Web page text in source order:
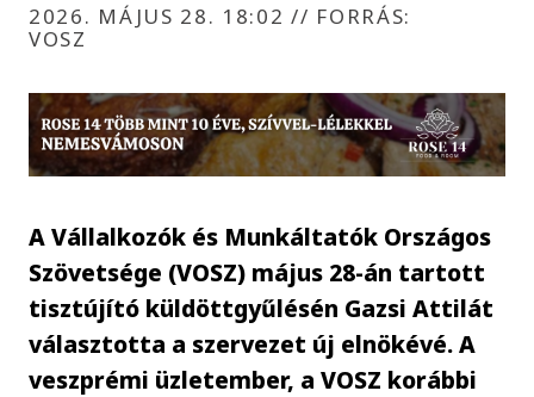
2026. MÁJUS 28. 18:02// FORRÁS:
VOSZ
A Vállalkozók és Munkáltatók Országos
Szövetsége (VOSZ) május 28-án tartott
tisztújító küldöttgyűlésén Gazsi Attilát
választotta a szervezet új elnökévé. A
veszprémi üzletember, a VOSZ korábbi